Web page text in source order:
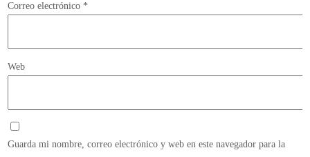
Correo electrónico *
Web
Guarda mi nombre, correo electrónico y web en este navegador para la